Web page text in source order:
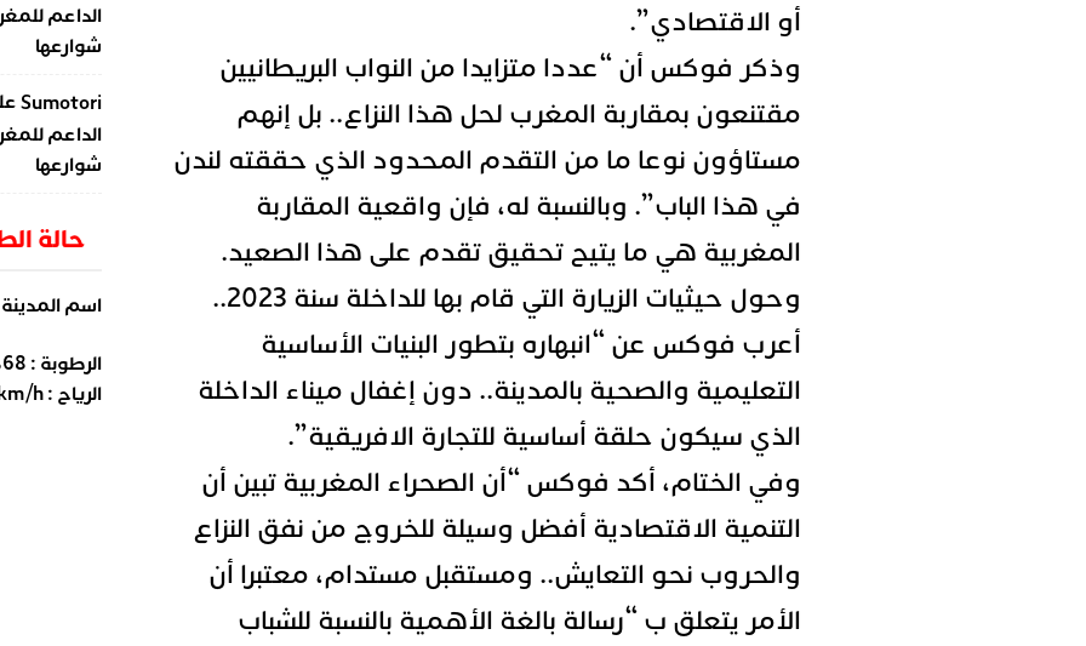
أو الاقتصادي”.
وذكر فوكس أن “عددا متزايدا من النواب البريطانيين
مقتنعون بمقاربة المغرب لحل هذا النزاع.. بل إنهم
مستاؤون نوعا ما من التقدم المحدود الذي حققته لندن
في هذا الباب”. وبالنسبة له، فإن واقعية المقاربة
المغربية هي ما يتيح تحقيق تقدم على هذا الصعيد.
وحول حيثيات الزيارة التي قام بها للداخلة سنة 2023..
أعرب فوكس عن “انبهاره بتطور البنيات الأساسية
التعليمية والصحية بالمدينة.. دون إغفال ميناء الداخلة
الذي سيكون حلقة أساسية للتجارة الافريقية”.
وفي الختام، أكد فوكس “أن الصحراء المغربية تبين أن
التنمية الاقتصادية أفضل وسيلة للخروج من نفق النزاع
والحروب نحو التعايش.. ومستقبل مستدام، معتبرا أن
الأمر يتعلق ب “رسالة بالغة الأهمية بالنسبة للشباب
الداعم
شوارعها
Sumotori
الداعم
شوارعها
حالة
اسم المدينة
الرطوبة : 68
الرياح :h